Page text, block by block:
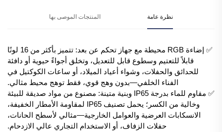
نظرة عامة المنتجات الموصى بها
✅ إضاءة RGB محيطة مع جهاز تحكم عن بعد: تتميز بأكثر من 16 لونًا
قابلاً للتعتيم وسطوع قابل للتعديل، وتخلق أجواءً حيوية أو دافئة
للحدائق والحفلات، وشواء أعياد الميلاد، أو ساعات الكوكتيل في
الفناء الخلفي—بدون وهج قوي، فقط توهج محيط مثالي.
✅ مقاوم للماء بدرجة IP65 وبنية متينة: مصنوع من مواد صديقة للبيئة
وخالية من الكسر؛ يحمل تصنيف IP65 لمقاومة الأمطار الخفيفة،
الانسكابات العرضية والعوامل الخارجية—مثالي لأسطح الحانات،
حفلات الزفاف، أو الاستخدام التجاري عالي الازدحام.